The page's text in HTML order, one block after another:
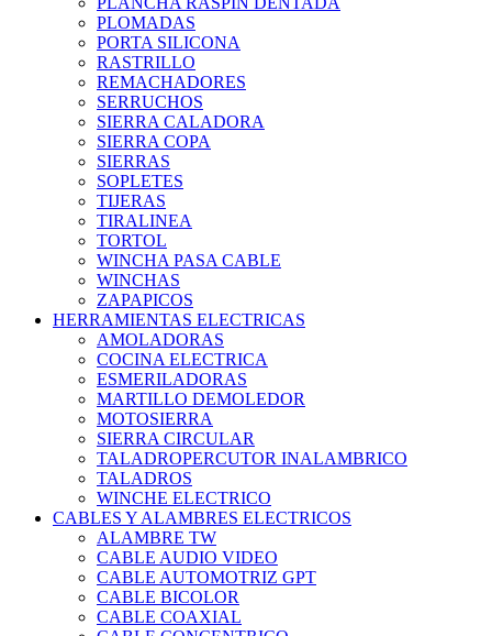
PLOMADAS
PORTA SILICONA
RASTRILLO
REMACHADORES
SERRUCHOS
SIERRA CALADORA
SIERRA COPA
SIERRAS
SOPLETES
TIJERAS
TIRALINEA
TORTOL
WINCHA PASA CABLE
WINCHAS
ZAPAPICOS
HERRAMIENTAS ELECTRICAS
AMOLADORAS
COCINA ELECTRICA
ESMERILADORAS
MARTILLO DEMOLEDOR
MOTOSIERRA
SIERRA CIRCULAR
TALADROPERCUTOR INALAMBRICO
TALADROS
WINCHE ELECTRICO
CABLES Y ALAMBRES ELECTRICOS
ALAMBRE TW
CABLE AUDIO VIDEO
CABLE AUTOMOTRIZ GPT
CABLE BICOLOR
CABLE COAXIAL